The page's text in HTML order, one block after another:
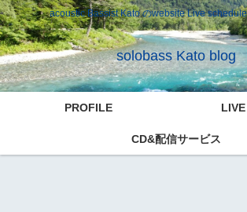
acoustic Bassist Kato のwebsite Live
solobass Kato blog
PROFILE
CD&配信サービス